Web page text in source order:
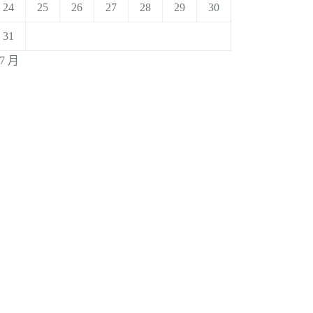
24 25 26 27 28 29 30
31
月